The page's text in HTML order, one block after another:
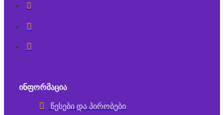
ᲘᲜᲤᲝᲠᲛᲐᲪᲘᲐ
წესები და პირობები